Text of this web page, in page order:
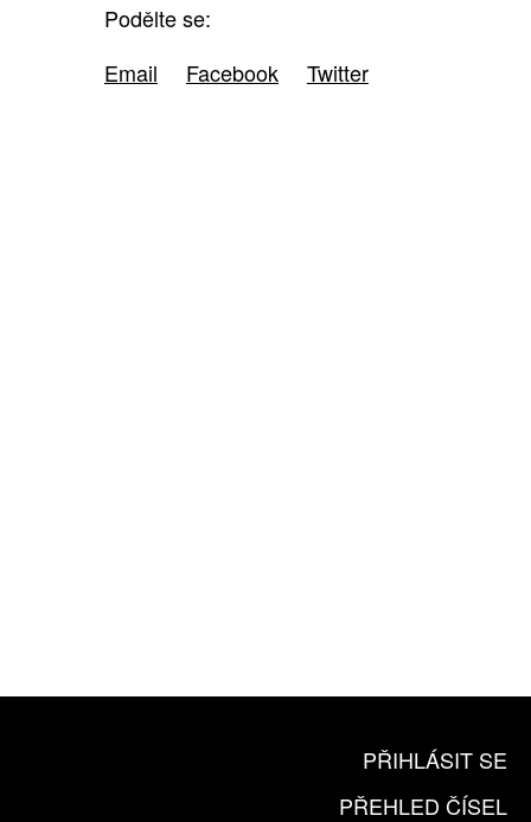
Podělte se:
Email
Facebook Twitter
PŘIHLÁSIT SE
PŘEHLED ČÍSEL